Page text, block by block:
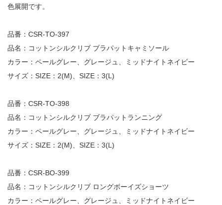
色展開です。
品番：CSR-TO-397
品名：コットンシルクリブ ブラパットキャミソール
カラー：ペールグレー、グレージュ、ミッドナイトネイビー
サイズ：SIZE：2(M)、SIZE：3(L)
品番：CSR-TO-398
品名：コットンシルクリブ ブラパットランニング
カラー：ペールグレー、グレージュ、ミッドナイトネイビー
サイズ：SIZE：2(M)、SIZE：3(L)
品番：CSR-BO-399
品名：コットンシルクリブ ロングボーイズショーツ
カラー：ペールグレー、グレージュ、ミッドナイトネイビー